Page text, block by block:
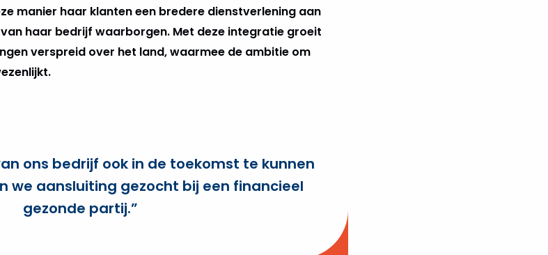
manier haar klanten een bredere dienstverlening aan
haar bedrijf waarborgen. Met deze integratie groeit
verspreid over het land, waarmee de ambitie om
ons bedrijf ook in de toekomst te kunnen
we aansluiting gezocht bij een financieel
gezonde partij.”